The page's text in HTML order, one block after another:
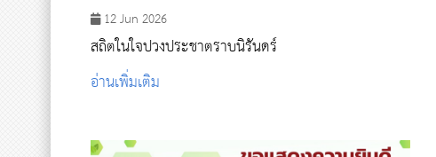
12 Jun 2026
สถิตในใจปวงประชาตราบนิรันดร์
อ่านเพิ่มเติม